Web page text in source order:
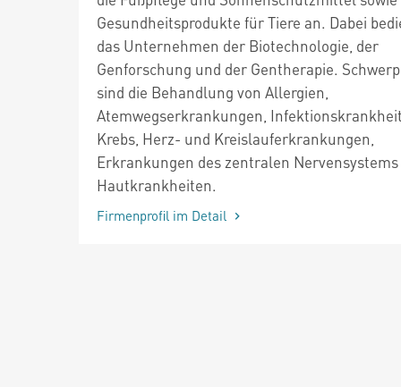
Gesundheitsprodukte für Tiere an. Dabei
das Unternehmen der Biotechnologie, der
Genforschung und der Gentherapie.
sind die Behandlung von Allergien,
Atemwegserkrankungen,
Krebs, Herz- und Kreislauferkrankungen,
Erkrankungen des zentralen Nervensystems
Hautkrankheiten.
Firmenprofil im Detail